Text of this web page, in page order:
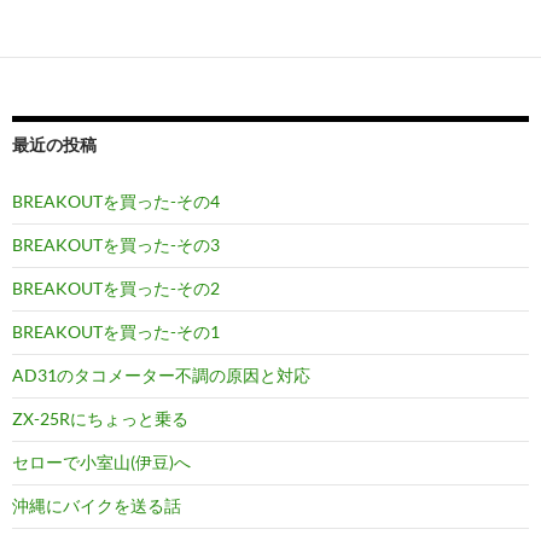
最近の投稿
BREAKOUTを買った-その4
BREAKOUTを買った-その3
BREAKOUTを買った-その2
BREAKOUTを買った-その1
AD31のタコメーター不調の原因と対応
ZX-25Rにちょっと乗る
セローで小室山(伊豆)へ
沖縄にバイクを送る話